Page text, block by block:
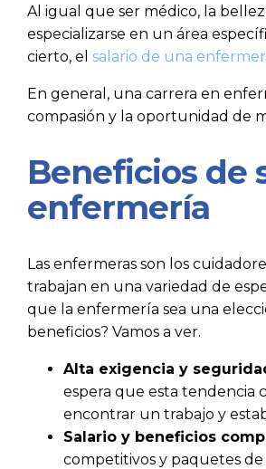
Al igual que ser médico, la
especializarse en un área
cierto, el salario de una
En general, una carrera en
compasión y la oportunidad de
Beneficios de
enfermería
Las enfermeras son los
trabajan en una variedad de
que la enfermería sea una
beneficios? Vamos a ver.
Alta exigencia y
espera que esta tendencia
encontrar un trabajo y
Salario y beneficios
competitivos y paquetes